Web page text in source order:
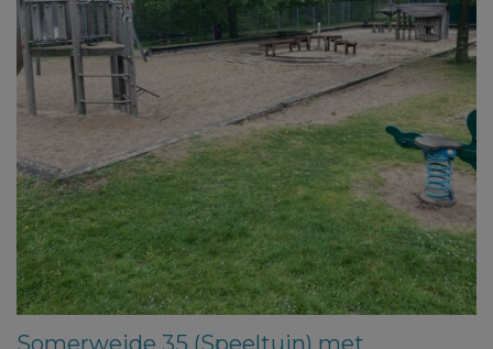
Somerweide 35 (Speeltuin) met